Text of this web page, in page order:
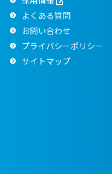
よくある質問
お問い合わせ
プライバシーポリシー
サイトマップ